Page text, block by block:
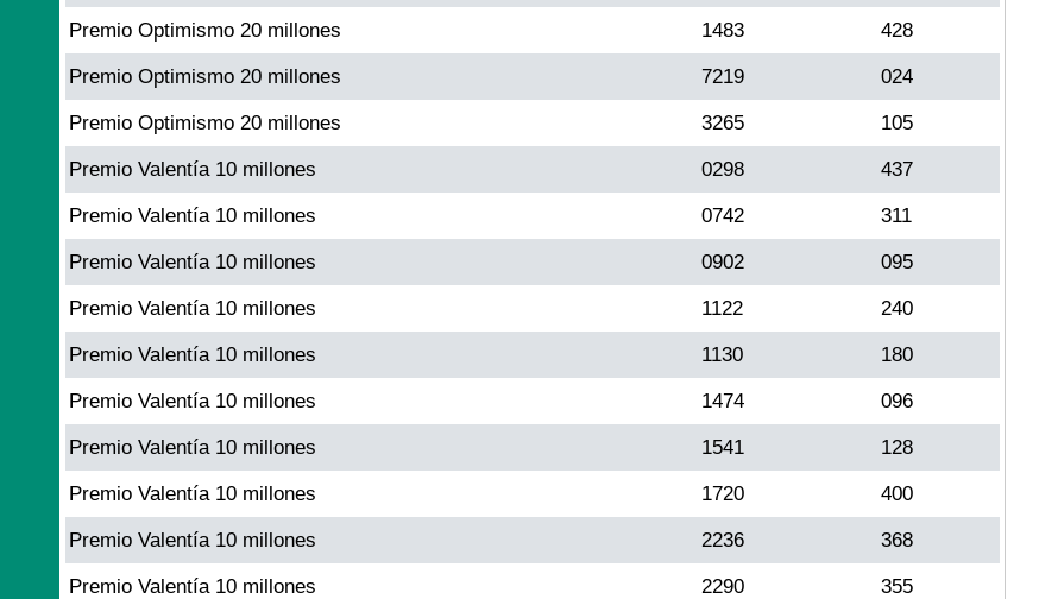
Premio Optimismo 20 millones 1483 428
Premio Optimismo 20 millones 7219 024
Premio Optimismo 20 millones 3265 105
Premio Valentía 10 millones 0298 437
Premio Valentía 10 millones 0742 311
Premio Valentía 10 millones 0902 095
Premio Valentía 10 millones 1122 240
Premio Valentía 10 millones 1130 180
Premio Valentía 10 millones 1474 096
Premio Valentía 10 millones 1541 128
Premio Valentía 10 millones 1720 400
Premio Valentía 10 millones 2236 368
Premio Valentía 10 millones 2290 355